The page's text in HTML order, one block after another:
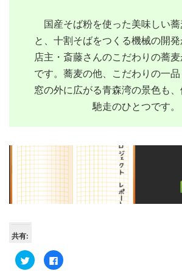
国産そば粉を使った美味しい蕎
と、十割そばをつくる機械の開
店主・斎藤さんのこだわりの蕎
です。蕎麦の他、こだわりの一品
窓の外に広がる青森湾の景色も
馳走のひとつです。
共有:
ク
リ
Facebook
で